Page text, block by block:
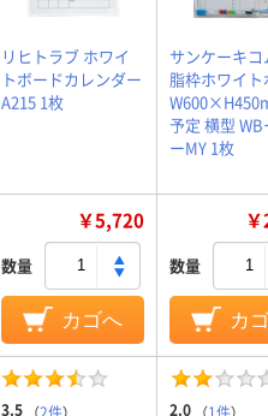
リヒトラブ ホワイ
トボードカレンダー
A215 1枚
サンケーキコ
脂枠ホワイト
予定 横型 WB
ーMY 1枚
￥5,720
数量
カゴへ
数量
カ
3.5 （2件） 2.0 （1件）